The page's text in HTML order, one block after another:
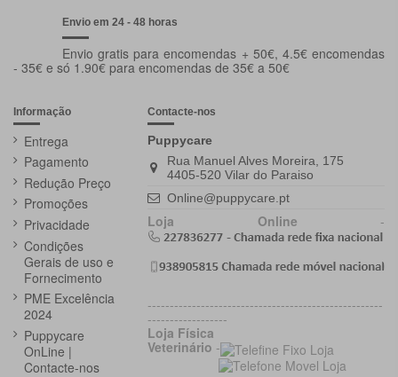
Envio em 24 - 48 horas
Envio gratis para encomendas + 50€, 4.5€ encomendas
- 35€ e só 1.90€ para encomendas de 35€ a 50€
Informação
Entrega
Pagamento
Redução Preço
Promoções
Privacidade
Condições
Gerais de uso e
Fornecimento
PME Excelência
2024
Puppycare
OnLine |
Contacte-nos
Contacte-nos
Puppycare
Rua Manuel Alves Moreira, 175
4405-520 Vilar do Paraiso
Online@puppycare.pt
Loja Online -
-----------------------------------------------------
------------------
Loja Física
Veterinário -